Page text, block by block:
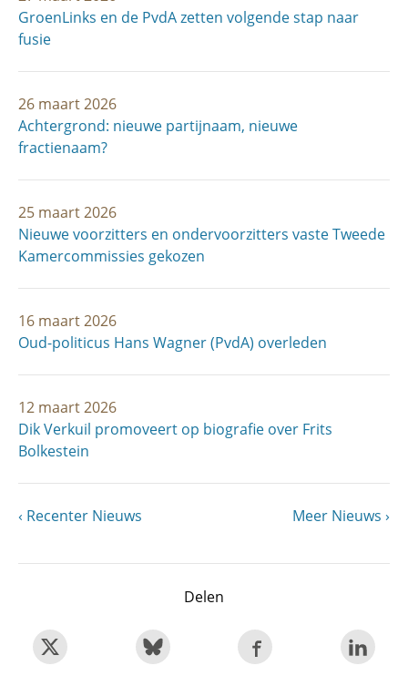
GroenLinks en de PvdA zetten volgende stap naar
fusie
26 maart 2026
Achtergrond: nieuwe partijnaam, nieuwe
fractienaam?
25 maart 2026
Nieuwe voorzitters en ondervoorzitters vaste Tweede
Kamercommissies gekozen
16 maart 2026
Oud-politicus Hans Wagner (PvdA) overleden
12 maart 2026
Dik Verkuil promoveert op biografie over Frits
Bolkestein
Vorige
Recenter Nieuws
Volgende
Meer Nieuws
Delen